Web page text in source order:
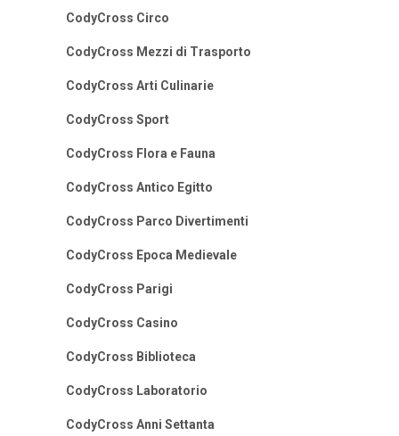
CodyCross Circo
CodyCross Mezzi di Trasporto
CodyCross Arti Culinarie
CodyCross Sport
CodyCross Flora e Fauna
CodyCross Antico Egitto
CodyCross Parco Divertimenti
CodyCross Epoca Medievale
CodyCross Parigi
CodyCross Casino
CodyCross Biblioteca
CodyCross Laboratorio
CodyCross Anni Settanta